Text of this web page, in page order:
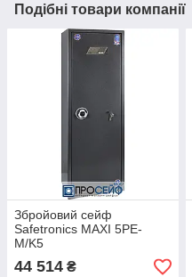
Подібні товари компанії
Збройовий сейф
Safetronics MAXI 5PE-
M/K5
44 514 ₴